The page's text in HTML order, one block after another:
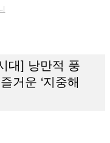
대] 낭만적 풍
거운 ‘지중해